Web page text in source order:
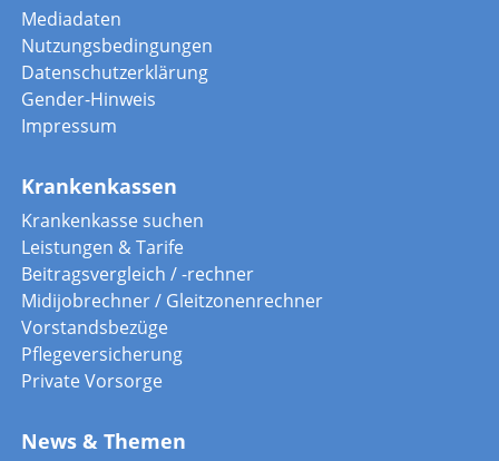
Mediadaten
Nutzungsbedingungen
Datenschutzerklärung
Gender-Hinweis
Impressum
Krankenkassen
Krankenkasse suchen
Leistungen & Tarife
Beitragsvergleich / -rechner
Midijobrechner / Gleitzonenrechner
Vorstandsbezüge
Pflegeversicherung
Private Vorsorge
News & Themen